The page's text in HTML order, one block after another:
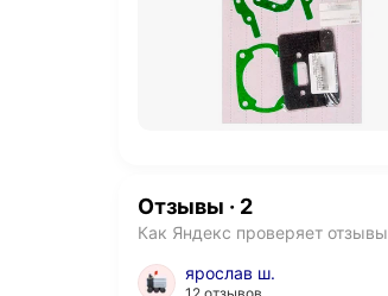
Отзывы · 2
Как Яндекс проверяет отзывы
ярослав ш.